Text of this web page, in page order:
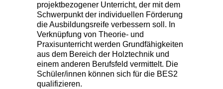
projektbezogener Unterricht, der mit dem
Schwerpunkt der individuellen Förderung
die Ausbildungsreife verbessern soll. In
Verknüpfung von Theorie- und
Praxisunterricht werden Grundfähigkeiten
aus dem Bereich der Holztechnik und
einem anderen Berufsfeld vermittelt. Die
Schüler/innen können sich für die BES2
qualifizieren.